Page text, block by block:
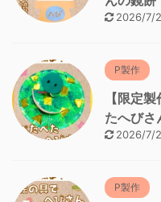
2026/7/
P製作
【限定
たへびさ
2026/7/
P製作